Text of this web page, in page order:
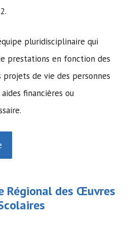
pluridisciplinaire qui
prestations en fonction des
projets de vie des personnes
financières ou
Régional des Œuvres